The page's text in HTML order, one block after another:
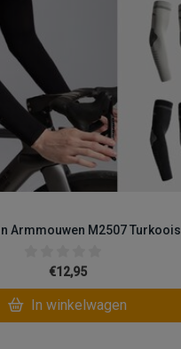
Armmouwen M2507 Turkoois
€12,95
In winkelwagen